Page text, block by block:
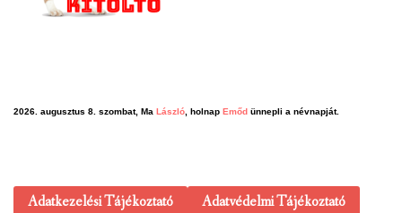
2026. augusztus 8. szombat, Ma László, holnap Emőd ünnepli a névnapját.
Adatkezelési Tájékoztató Adatvédelmi Tájékoztató